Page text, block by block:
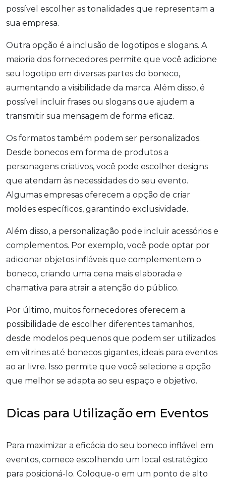
possível escolher as tonalidades que representam a
sua empresa.
Outra opção é a inclusão de logotipos e slogans. A
maioria dos fornecedores permite que você adicione
seu logotipo em diversas partes do boneco,
aumentando a visibilidade da marca. Além disso, é
possível incluir frases ou slogans que ajudem a
transmitir sua mensagem de forma eficaz.
Os formatos também podem ser personalizados.
Desde bonecos em forma de produtos a
personagens criativos, você pode escolher designs
que atendam às necessidades do seu evento.
Algumas empresas oferecem a opção de criar
moldes específicos, garantindo exclusividade.
Além disso, a personalização pode incluir acessórios e
complementos. Por exemplo, você pode optar por
adicionar objetos infláveis que complementem o
boneco, criando uma cena mais elaborada e
chamativa para atrair a atenção do público.
Por último, muitos fornecedores oferecem a
possibilidade de escolher diferentes tamanhos,
desde modelos pequenos que podem ser utilizados
em vitrines até bonecos gigantes, ideais para eventos
ao ar livre. Isso permite que você selecione a opção
que melhor se adapta ao seu espaço e objetivo.
Dicas para Utilização em Eventos
Para maximizar a eficácia do seu boneco inflável em
eventos, comece escolhendo um local estratégico
para posicioná-lo. Coloque-o em um ponto de alto